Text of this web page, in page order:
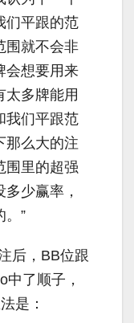
们平跟的范
围就不会非
会想要用来
太多牌能用
我们平跟范
那么大的注
围里的超强
少赢率，
。”
后， BB位跟
中了顺子，
是：